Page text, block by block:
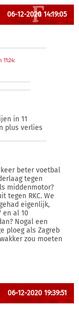
06-12-2020 14:19:05
11:24:
in 11
plus verlies
keer beter voetbal
tegen
middenmotor?
tegen RKC. We
eigenlijk,
en al 10
Nogal een
ploeg als Zagreb
zou moeten
06-12-2020 19:39:51